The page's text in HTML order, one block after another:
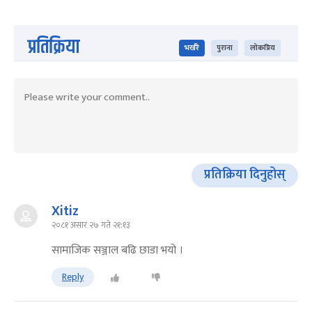
प्रतिक्रिया भर्खरै पुराना लोकप्रिय
प्रतिक्रिया दिनुहोस्
Xitiz
२०८१ असार २७ गते २१:१३
सामाजिक सञ्जाल बढि छाडा भयो ।
Reply